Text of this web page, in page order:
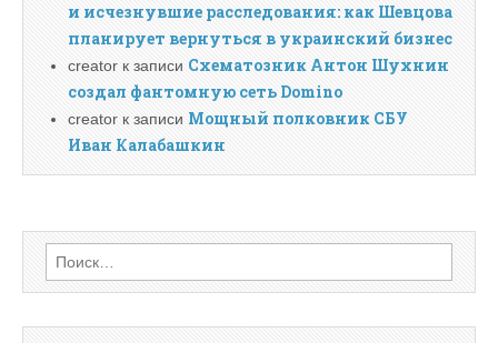
и исчезнувшие расследования: как Шевцова
планирует вернуться в украинский бизнес
creator к записи Схематозник Антон Шухнин
создал фантомную сеть Domino
creator к записи Мощный полковник СБУ
Иван Калабашкин
Найти: